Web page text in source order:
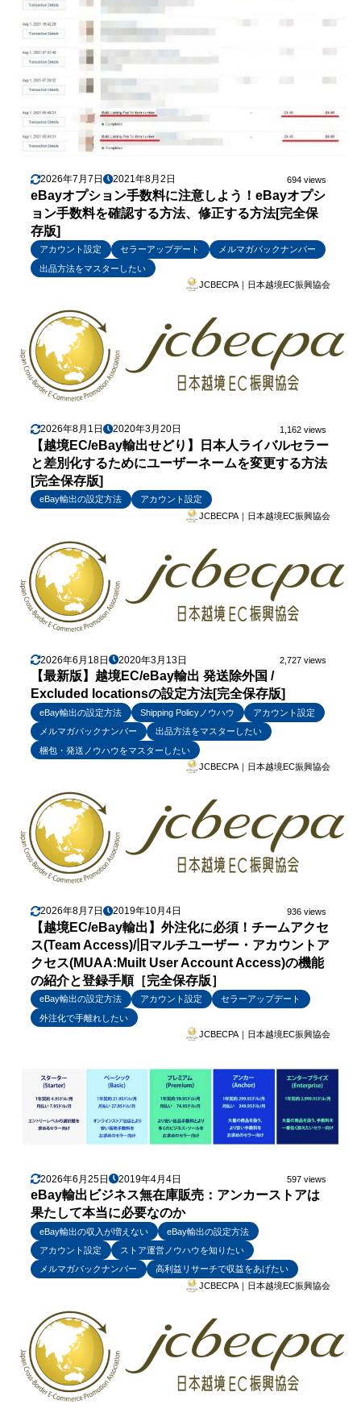
2026年7月7日 2021年8月2日 694 views
eBayオプション手数料に注意しよう！eBayオプシ
ョン手数料を確認する方法、修正する方法[完全保
存版]
アカウント設定 セラーアップデート
メルマガバックナンバー
出品方法をマスターしたい
JCBECPA｜日本越境EC振興協会
2026年8月1日 2020年3月20日 1,162 views
【越境EC/eBay輸出せどり】日本人ライバルセラー
と差別化するためにユーザーネームを変更する方法
[完全保存版]
eBay輸出の設定方法
アカウント設定
JCBECPA｜日本越境EC振興協会
2026年6月18日 2020年3月13日 2,727 views
【最新版】越境EC/eBay輸出 発送除外国 /
Excluded locationsの設定方法[完全保存版]
eBay輸出の設定方法 Shipping Policyノウハウ
アカウント設定
メルマガバックナンバー
出品方法をマスターしたい
梱包・発送ノウハウをマスターしたい
JCBECPA｜日本越境EC振興協会
2026年8月7日 2019年10月4日 936 views
【越境EC/eBay輸出】外注化に必須！チームアクセ
ス(Team Access)/旧マルチユーザー・アカウントア
クセス(MUAA:Muilt User Account Access)の機能
の紹介と登録手順［完全保存版］
eBay輸出の設定方法 アカウント設定
セラーアップデート
外注化で手離れしたい
JCBECPA｜日本越境EC振興協会
2026年6月25日 2019年4月4日 597 views
eBay輸出ビジネス無在庫販売：アンカーストアは
果たして本当に必要なのか
eBay輸出の収入が増えない
eBay輸出の設定方法
アカウント設定
ストア運営ノウハウを知りたい
メルマガバックナンバー
高利益リサーチで収益をあげたい
JCBECPA｜日本越境EC振興協会